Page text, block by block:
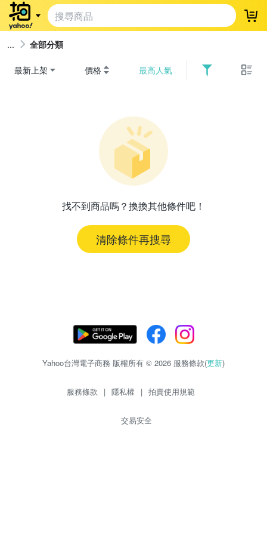
登
全部分類
最新上架 價格 最高人氣
找不到商品嗎？換換其他條件吧！
清除條件再搜尋
Yahoo台灣電子商務 版權所有 © 2026 服務條款(更新)
服務條款 | 隱私權 | 拍賣使用規範
交易安全